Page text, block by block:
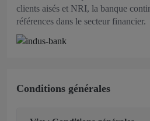
clients aisés et NRI, la banque
références dans le secteur financier.
Conditions générales